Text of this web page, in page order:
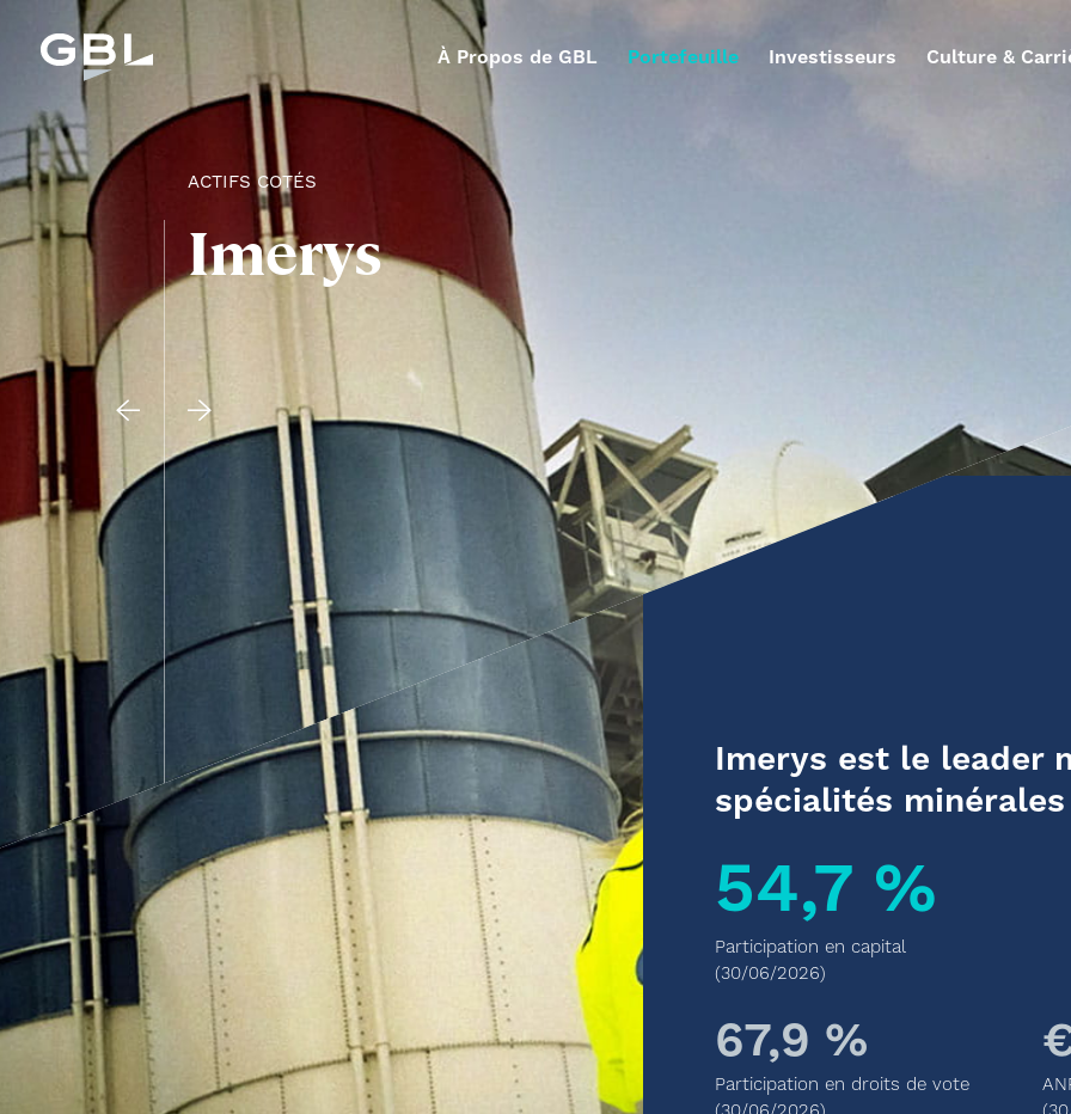
À Propos de GBL Portefeuille Investisseurs Culture &
ACTIFS COTÉS
Imerys
Imerys est le leader
spécialités minérales
Participation en capital
(30/06/2026)
54,7 %
Participation en droits de vote
67,9 %